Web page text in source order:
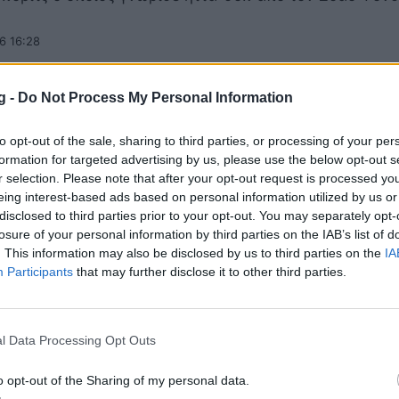
- Do Not Process My Personal Information
opt-out of the sale, sharing to third parties, or processing of your
for targeted advertising by us, please use the below opt-out
selection. Please note that after your opt-out request is processed
interest-based ads based on personal information utilized by us
to third parties prior to your opt-out. You may separately
of your personal information by third parties on the IAB’s list of
This information may also be disclosed by us to third parties on the
Participants that may further disclose it to other third parties.
Data Processing Opt Outs
opt-out of the Sharing of my personal data.
16:28
απών, ο Σίνερ έμεινε εκτός και τώρα ήρθε η σειρά
αποκλειστεί από τη συνέχεια του Grand Slam,…
22:23
Εκκίνηση στον τρίτο γύρο με
στο Grand Slam του Παρισιού εκκινεί, με τη